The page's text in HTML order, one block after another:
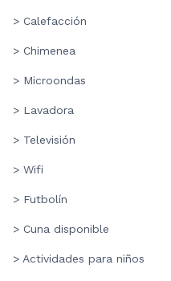
> Calefacción
> Chimenea
> Microondas
> Lavadora
> Televisión
> Wifi
> Futbolín
> Cuna disponible
> Actividades para niños